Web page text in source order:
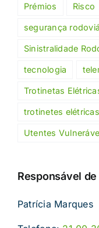
Prémios Risco
segurança
Sinistralidade
tecnologia
Trotinetas
trotinetes elétricas
Utentes
Responsável
Patrícia Marques